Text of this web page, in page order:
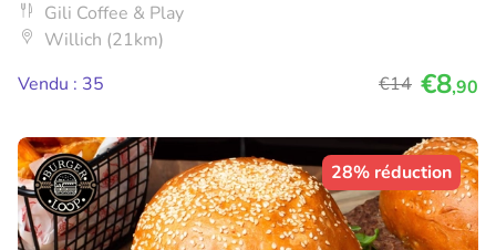
Gili Coffee & Play
Willich (21km)
Vendu : 35
€14 €8,90
28% réduction